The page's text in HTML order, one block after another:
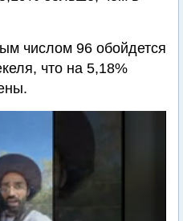
числом 96 обойдется
что на 5,18%